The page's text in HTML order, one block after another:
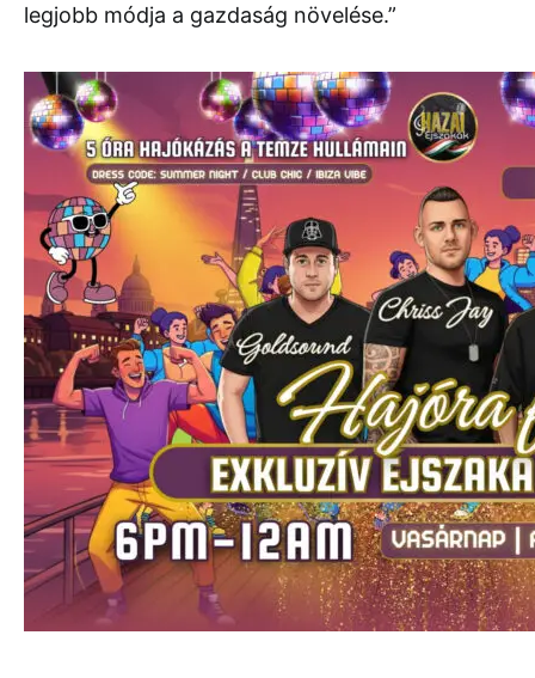
legjobb módja a gazdaság növelése.”